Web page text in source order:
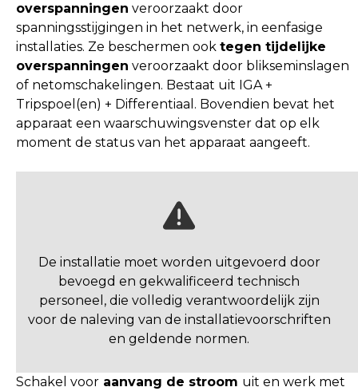
overspanningen veroorzaakt door
spanningsstijgingen in het netwerk, in eenfasige
installaties. Ze beschermen ook tegen tijdelijke
overspanningen veroorzaakt door blikseminslagen
of netomschakelingen. Bestaat uit IGA +
Tripspoel(en) + Differentiaal. Bovendien bevat het
apparaat een waarschuwingsvenster dat op elk
moment de status van het apparaat aangeeft.
De installatie moet worden uitgevoerd door
bevoegd en gekwalificeerd technisch
personeel, die volledig verantwoordelijk zijn
voor de naleving van de installatievoorschriften
en geldende normen.
Schakel voor aanvang de stroom uit en werk met